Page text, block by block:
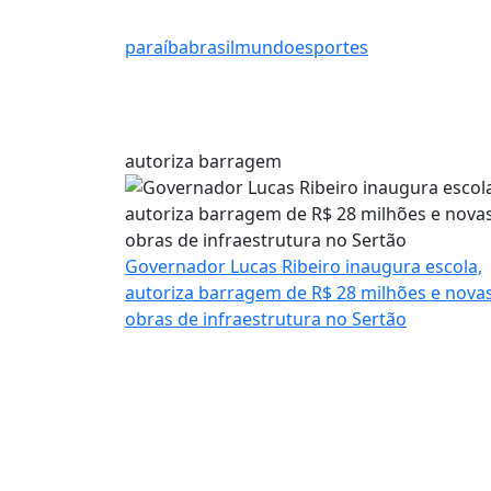
paraíbabrasilmundoesportes
autoriza barragem
Governador Lucas Ribeiro inaugura escola,
autoriza barragem de R$ 28 milhões e
obras de infraestrutura no Sertão